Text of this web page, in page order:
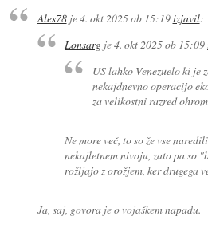
Ales78je4. okt 2025 ob 15:19izjavil:
Lonsarg je4. okt 2025 ob 15:09
US lahko Venezuelo ki je
nekajdnevno operacijo
za velikostni razred
Ne more več, to so že vse
nekajletnem nivoju, zato pa so
rožljajo z orožjem, ker drugega
Ja, saj, govora je o vojaškem napadu.